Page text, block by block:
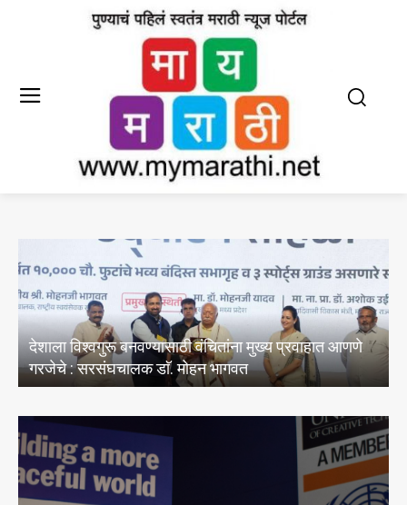
E20 पेट्रोल मधील पाण्याचे अभिसरण आणि क्लोराइडचे
अस्तित्वासंबंधी तेल विपणन कंपन्यांनी केल्या चाचण्या